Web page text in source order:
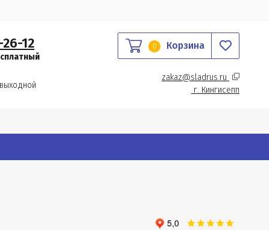
12 0 Корзина
zakaz@sladrus.ru
г. Кингисепп